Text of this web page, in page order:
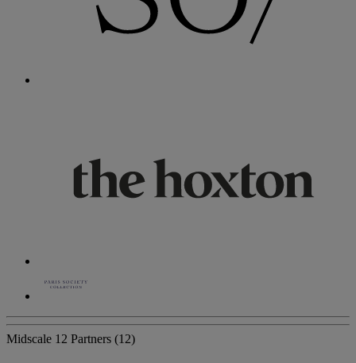
Midscale 12 Partners (12)